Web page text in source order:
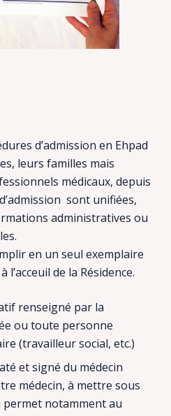
d’admission en Ehpad
leurs familles mais
médicaux, depuis
sont unifiées,
administratives ou
en un seul exemplaire
de la Résidence.
renseigné par la
ou toute personne
(travailleur social, etc.)
et signé du médecin
médecin, à mettre sous
permet notamment au